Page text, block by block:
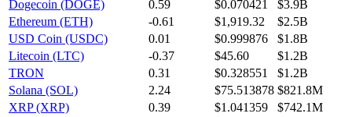
Dogecoin (DOGE)
0.59 $0.070421
$3.9B
Ethereum (ETH)
-0.61 $1,919.32
$2.5B
USD Coin (USDC)
0.01 $0.999876
$1.8B
Litecoin (LTC)
-0.37 $45.60
$1.2B
TRON
0.31 $0.328551
$1.2B
Solana (SOL)
2.24 $75.513878 $821.8M
XRP (XRP)
0.39 $1.041359
$742.1M